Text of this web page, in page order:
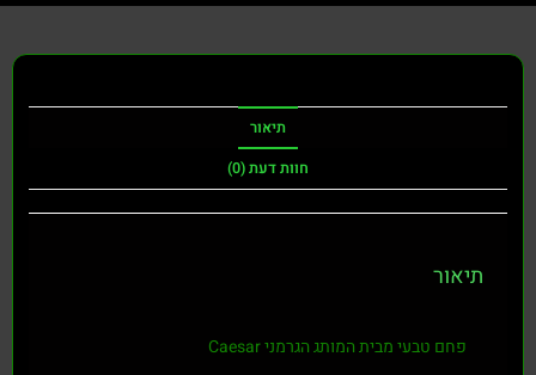
תיאור
חוות דעת (0)
תיאור
פחם טבעי מבית המותג הגרמני Caesar